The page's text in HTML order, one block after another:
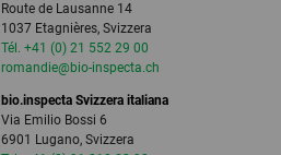
Route de Lausanne 14
1037 Etagnières, Svizzera
Tél. +41 (0) 21 552 29 00
romandie@bio-inspecta.ch
bio.inspecta Svizzera italiana
Via Emilio Bossi 6
6901 Lugano, Svizzera